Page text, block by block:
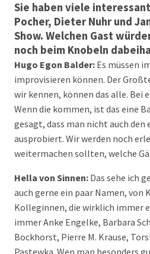
Sie haben viele
Pocher, Dieter Nuhr und
Show. Welchen Gast
noch beim Knobeln
Hugo Egon Balder: Es müssen
improvisieren können. Der
wir kennen, können das alle. Bei
Wenn die kommen, ist das eine
gesagt, dass man nicht auch den
ausprobiert. Wir werden noch
weitermachen sollten, welche
Hella von Sinnen: Das sehe ich
auch gerne ein paar Namen, von
Kolleginnen, die wirklich immer
immer Anke Engelke, Barbara
Bockhorst, Pierre M. Krause,
Pastewka. Wen man besonders